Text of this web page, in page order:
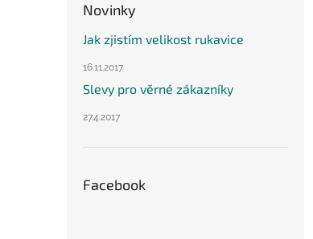
Novinky
Jak zjistím velikost rukavice
16.11.2017
Slevy pro věrné zákazníky
27.4.2017
Facebook